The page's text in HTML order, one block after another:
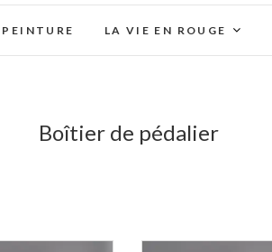
PEINTURE LA VIE EN ROUGE
Boîtier de pédalier